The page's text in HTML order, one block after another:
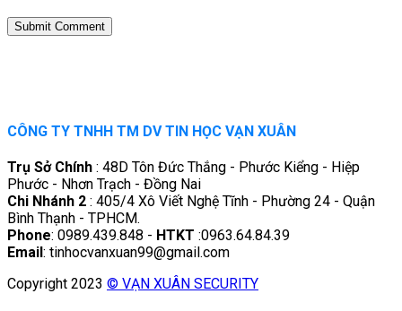
CÔNG TY TNHH TM DV TIN HỌC VẠN XUÂN
Trụ Sở Chính : 48D Tôn Đức Thắng - Phước Kiểng - Hiệp
Phước - Nhơn Trạch - Đồng Nai
Chi Nhánh 2 : 405/4 Xô Viết Nghệ Tĩnh - Phường 24 - Quận
Bình Thạnh - TPHCM.
Phone: 0989.439.848 - HTKT :0963.64.84.39
Email: tinhocvanxuan99@gmail.com
Copyright 2023 © VẠN XUÂN SECURITY